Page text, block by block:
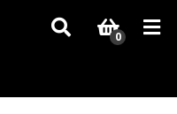
dílů, které nejsou skladem,
pochopení.
0